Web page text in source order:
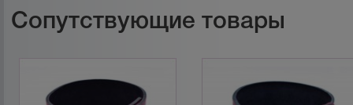
Сопутствующие товары